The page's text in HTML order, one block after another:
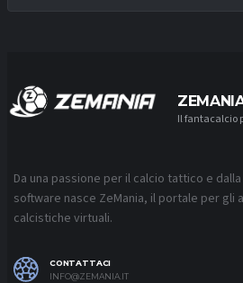
Il fantacalcio
Da una passione per il calcio tattico e
software nasce ZeMania, il portale per gli
calcistiche virtuali.
CONTATTACI
INFO@ZEMANIA.IT